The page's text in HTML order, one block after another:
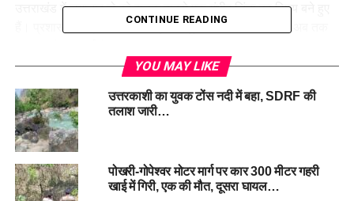
उत्तराखंड में लगातार हो रहे सड़क हादसे एक गंभीर चिंता का विषय बने हुए
हैं। प्रशासनिक प्रयासों के बावजूद इन दुर्घटनाओं की रफ्तार पर अब तक
Totaghati #DeepGorgeFall
#UttarakhandRoadMishap #SDRFRescue
RELATED TOPICS:
SDRF RESCUE
UP NEXT
CONTINUE READING
YOU MAY LIKE
उत्तरकाशी का युवक टोंस नदी में बहा, SDRF की
तलाश जारी…
पोखरी-गोपेश्वर मोटर मार्ग पर कार 300 मीटर गहरी
खाई में गिरी, एक की मौत, दूसरा घायल…